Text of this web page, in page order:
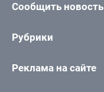
Сообщить новость
Рубрики
Реклама на сайте